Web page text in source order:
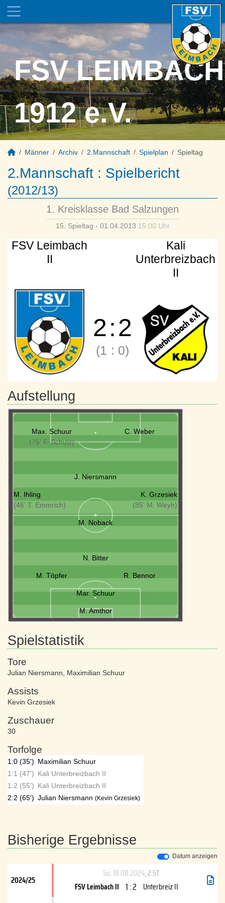
FSV LEIMBACH
1912 e.V.
Männer Archiv 2.Mannschaft Spielplan Spieltag
2.Mannschaft : Spielbericht
(2012/13)
1. Kreisklasse Bad Salzungen
15. Spieltag - 01.04.2013 15:00 Uhr
FSV Leimbach
II
Kali
Unterbreizbach
II
2:2
(1 : 0)
Aufstellung
Max. Schuur
(75' F. Schulz)
C. Weber
J. Niersmann
M. Ihling
(46' T. Emmrich)
K. Grzesiek
(85' M. Weyh)
M. Noback
N. Bitter
M. Töpfer R. Bennor
Mar. Schuur
M. Amthor
Spielstatistik
Tore
Julian Niersmann Maximilian Schuur
Assists
Kevin Grzesiek
Zuschauer
30
Torfolge
1:0 (35') Maximilian Schuur
1:1 (47') Kali Unterbreizbach II
1:2 (55') Kali Unterbreizbach II
2:2 (65') Julian Niersmann (Kevin Grzesiek)
Bisherige Ergebnisse
Datum anzeigen
2024/25
So, 18.08.2024, 2.ST
FSV Leimbach II 1 : 2 Unterbreiz II